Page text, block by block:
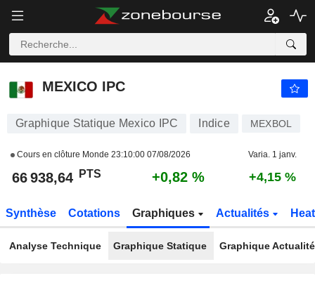
MEXICO IPC
MEXICO IPC
Graphique Statique Mexico IPC Indice MEXBOL
Cours en clôture Monde 23:10:00 07/08/2026 Varia. 1 janv.
66 938,64 PTS +0,82 % +4,15 %
Synthèse Cotations Graphiques Actualités
Analyse Technique Graphique Statique Graphique